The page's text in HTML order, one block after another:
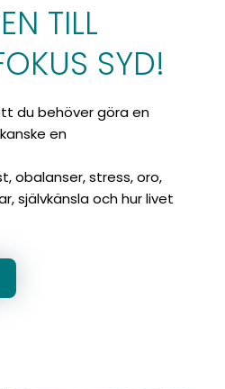
TILL
SYD!
du behöver göra en
en
obalanser, stress, oro,
självkänsla och hur livet